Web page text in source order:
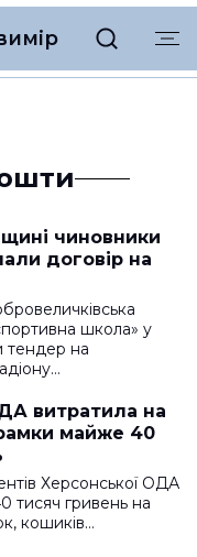
чиновники
договір на
школа» у
тендер на
витратила на
майже 40
Херсонської ОДА
тисяч гривень на
кошиків…